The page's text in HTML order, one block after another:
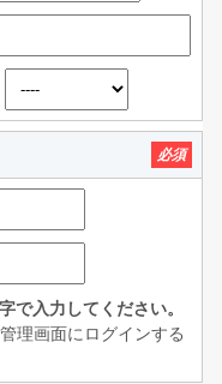
必須
入力してください。
理画面にログインする